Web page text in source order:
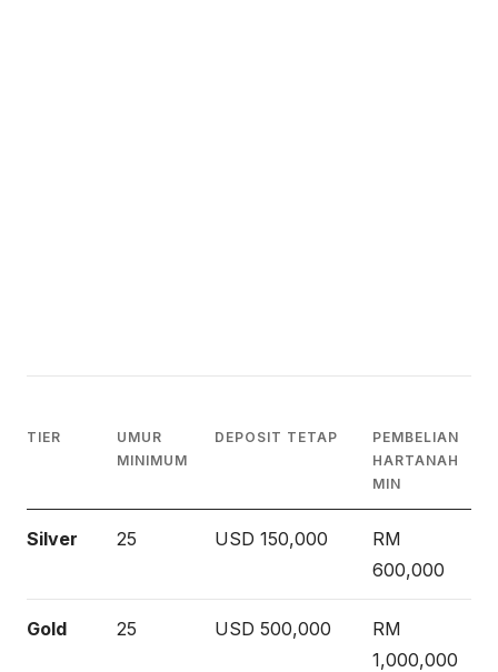
TIER
UMUR
MINIMUM
DEPOSIT TETAP
PEMBELIAN
HARTANAH
MIN
Silver 25 USD 150,000
RM
600,000
Gold 25 USD 500,000
RM
1,000,000